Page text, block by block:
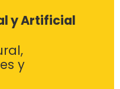
y Artificial
y